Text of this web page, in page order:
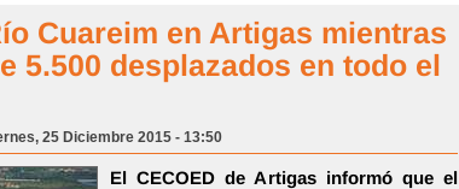
Cuareim en Artigas mientras
5.500 desplazados en todo el
25 Diciembre 2015 - 13:50
El CECOED de Artigas informó que el